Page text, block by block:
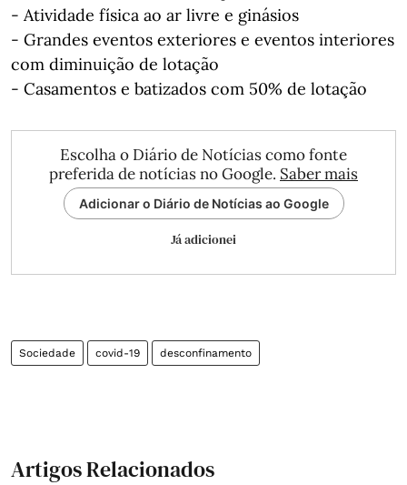
- Atividade física ao ar livre e ginásios
- Grandes eventos exteriores e eventos interiores
com diminuição de lotação
- Casamentos e batizados com 50% de lotação
Escolha o Diário de Notícias como fonte
preferida de notícias no Google. Saber mais
Adicionar o Diário de Notícias ao Google
Já adicionei
Sociedade covid-19 desconfinamento
Artigos Relacionados